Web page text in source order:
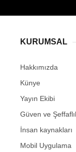
KURUMSAL
Hakkımızda
Künye
Yayın Ekibi
Güven ve
İnsan kaynakları
Mobil Uygulama